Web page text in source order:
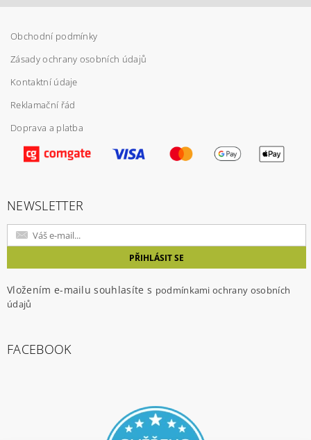
Vložením hodnocení souhlasíte spodmínkami
ochrany osobních údajů
Obchodní podmínky
Zásady ochrany osobních údajů
Kontaktní údaje
Reklamační řád
Doprava a platba
NEWSLETTER
Vložením e-mailu souhlasíte s podmínkami ochrany osobních
údajů
FACEBOOK